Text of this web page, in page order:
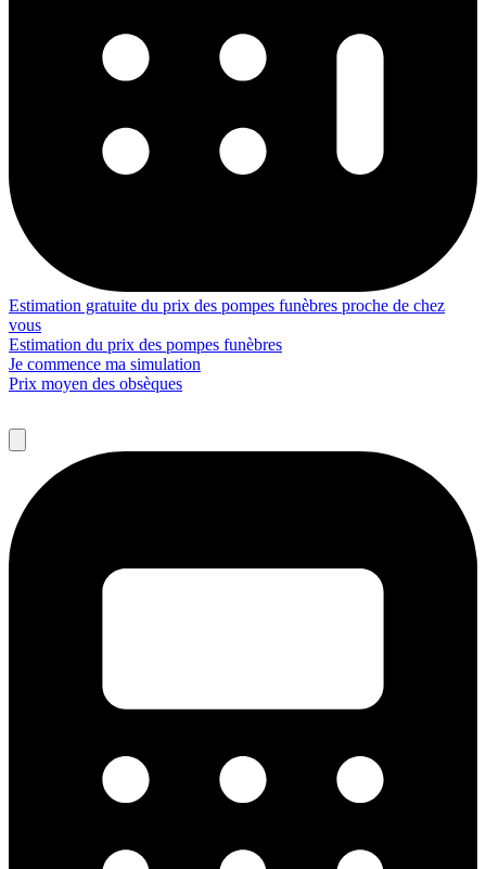
Estimation gratuite du prix des pompes funèbres proche de chez
vous
Estimation du prix des pompes funèbres
Je commence ma simulation
Prix moyen des obsèques